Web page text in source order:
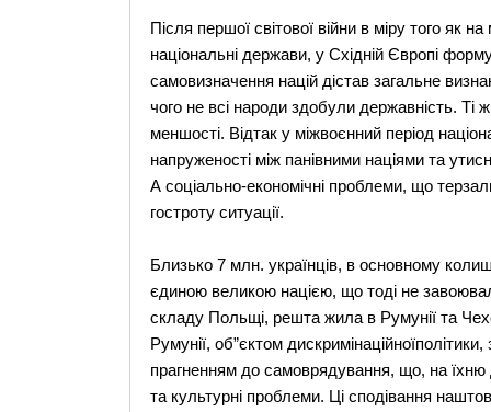
Після першої світової війни в міру того як
національні держави, у Східній Європі
самовизначення націй дістав загальне
чого не всі народи здобули державність. Ті
меншості. Відтак у міжвоєнний період
напруженості між панівними націями та
А соціально-економічні проблеми, що
гостроту ситуації.
Близько 7 млн. українців, в основному
єдиною великою нацією, що тоді не
складу Польщі, решта жила в Румунії та
Румунії, об”єктом
прагненням до самоврядування, що, на їхню
та культурні проблеми. Ці сподівання